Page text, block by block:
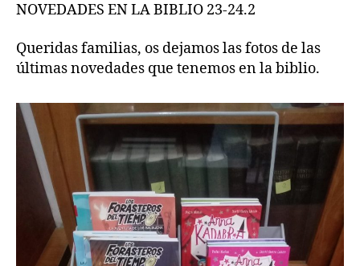
NOVEDADES EN LA BIBLIO 23-24.2
Queridas familias, os dejamos las fotos de las
últimas novedades que tenemos en la biblio.